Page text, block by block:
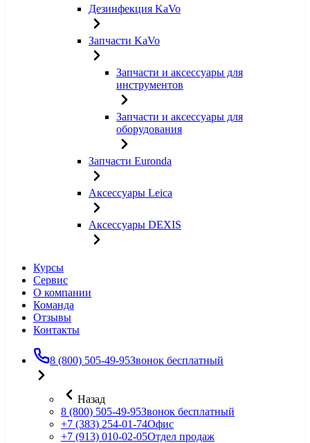
Дезинфекция KaVo
Запчасти KaVo
Запчасти и аксессуары для
инструментов
Запчасти и аксессуары для
оборудования
Запчасти Euronda
Аксессуары Leica
Аксессуары DEXIS
Курсы
Сервис
О компании
Команда
Отзывы
Контакты
8 (800) 505-49-95Звонок бесплатный
Назад
8 (800) 505-49-95Звонок бесплатный
+7 (383) 254-01-74Офис
+7 (913) 010-02-05Отдел продаж